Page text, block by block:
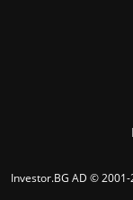
Investor.BG AD ©